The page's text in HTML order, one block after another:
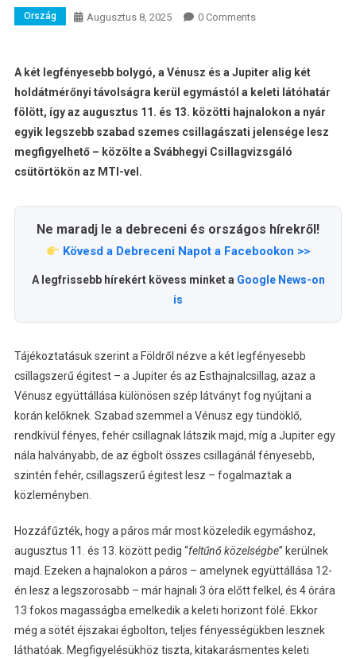
Ország Augusztus 8, 2025 0 Comments
A két legfényesebb bolygó, a Vénusz és a Jupiter alig két
holdátmérőnyi távolságra kerül egymástól a keleti látóhatár
fölött, így az augusztus 11. és 13. közötti hajnalokon a nyár
egyik legszebb szabad szemes csillagászati jelensége lesz
megfigyelhető – közölte a Svábhegyi Csillagvizsgáló
csütörtökön az MTI-vel.
Ne maradj le a debreceni és országos hírekről!
Kövesd a Debreceni Napot a Facebookon >>
A legfrissebb hírekért kövess minket a Google News-on
is
Tájékoztatásuk szerint a Földről nézve a két legfényesebb
csillagszerű égitest – a Jupiter és az Esthajnalcsillag, azaz a
Vénusz együttállása különösen szép látványt fog nyújtani a
korán kelőknek. Szabad szemmel a Vénusz egy tündöklő,
rendkívül fényes, fehér csillagnak látszik majd, míg a Jupiter egy
nála halványabb, de az égbolt összes csillagánál fényesebb,
szintén fehér, csillagszerű égitest lesz – fogalmaztak a
közleményben.
Hozzáfűzték, hogy a páros már most közeledik egymáshoz,
augusztus 11. és 13. között pedig “feltűnő közelségbe” kerülnek
majd. Ezeken a hajnalokon a páros – amelynek együttállása 12-
én lesz a legszorosabb – már hajnali 3 óra előtt felkel, és 4 órára
13 fokos magasságba emelkedik a keleti horizont fölé. Ekkor
még a sötét éjszakai égbolton, teljes fényességükben lesznek
láthatóak. Megfigyelésükhöz tiszta, kitakarásmentes keleti